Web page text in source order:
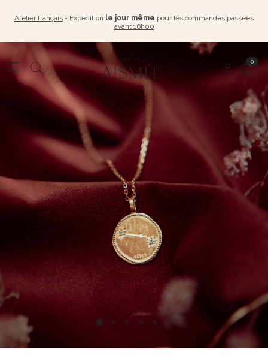
Atelier français - Expédition le jour même pour les commandes passées
avant 16h00
0